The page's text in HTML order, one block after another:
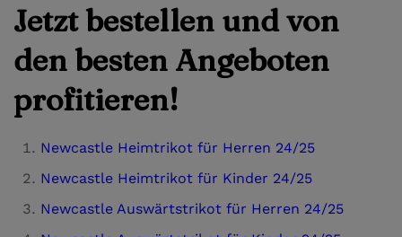
Jetzt bestellen und von
den besten Angeboten
profitieren!
Newcastle Heimtrikot für Herren 24/25
Newcastle Heimtrikot für Kinder 24/25
Newcastle Auswärtstrikot für Herren 24/25